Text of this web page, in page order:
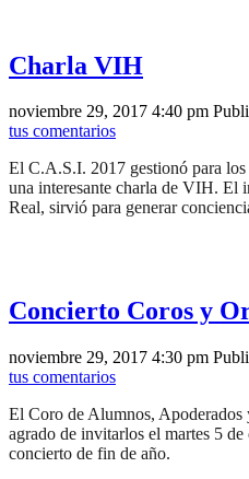
Charla VIH
noviembre 29, 2017 4:40 pm
tus comentarios
El C.A.S.I. 2017 gestionó para
una interesante charla de VIH. El
Real, sirvió para generar
Concierto Coros y
noviembre 29, 2017 4:30 pm
tus comentarios
El Coro de Alumnos, Apoderados
agrado de invitarlos el martes 5
concierto de fin de año.